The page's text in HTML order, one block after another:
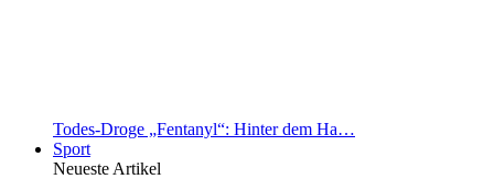
Todes-Droge „Fentanyl“: Hinter dem Ha…
Sport
Neueste Artikel